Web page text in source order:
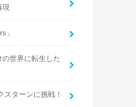
現
」
の世界に転生した
ターンに挑戦！